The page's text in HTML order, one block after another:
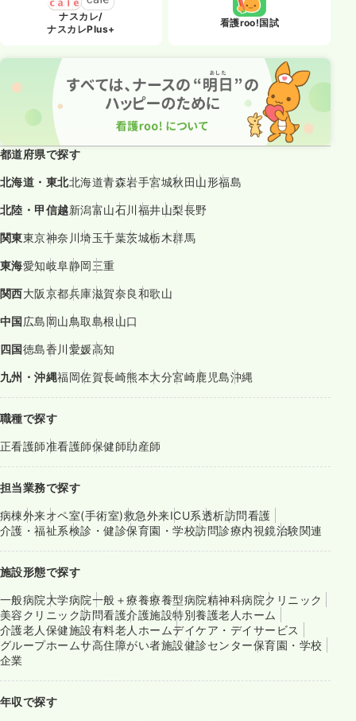
ナスカレ/
ナスカレPlus+
看護roo!国試
都道府県で探す
北海道・東北北海道青森岩手宮城秋田山形福島
北陸・甲信越新潟富山石川福井山梨長野
関東東京神奈川埼玉千葉茨城栃木群馬
東海愛知岐阜静岡三重
関西大阪京都兵庫滋賀奈良和歌山
中国広島岡山鳥取島根山口
四国徳島香川愛媛高知
九州・沖縄福岡佐賀長崎熊本大分宮崎鹿児島沖縄
職種で探す
正看護師准看護師保健師助産師
担当業務で探す
病棟外来オペ室(手術室)救急外来ICU系透析訪問看護
介護・福祉系検診・健診保育園・学校訪問診療内視鏡治験関連
施設形態で探す
一般病院大学病院一般＋療養療養型病院精神科病院クリニック
美容クリニック訪問看護介護施設特別養護老人ホーム
介護老人保健施設有料老人ホームデイケア・デイサービス
グループホームサ高住障がい者施設健診センター保育園・学校
企業
年収で探す